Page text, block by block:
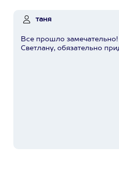
таня
Все прошло
Светлану, обязательно